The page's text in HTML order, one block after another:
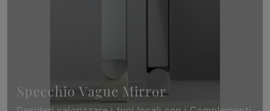
Specchio Vague Mirror